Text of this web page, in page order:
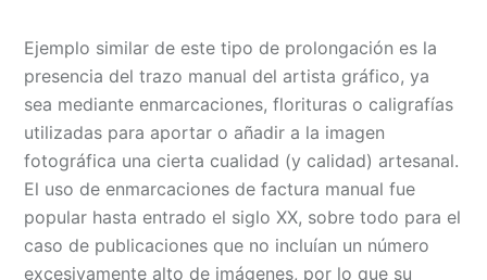
Ejemplo similar de este tipo de prolongación es la
presencia del trazo manual del artista gráfico, ya
sea mediante enmarcaciones, florituras o caligrafías
utilizadas para aportar o añadir a la imagen
fotográfica una cierta cualidad (y calidad) artesanal.
El uso de enmarcaciones de factura manual fue
popular hasta entrado el siglo XX, sobre todo para el
caso de publicaciones que no incluían un número
excesivamente alto de imágenes, por lo que su